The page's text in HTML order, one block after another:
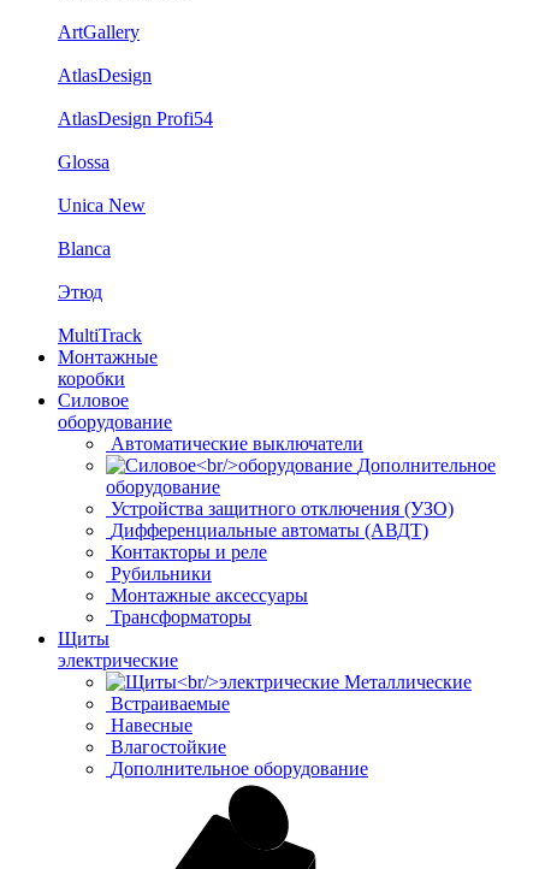
ArtGallery
AtlasDesign
AtlasDesign Profi54
Glossa
Unica New
Blanca
Этюд
MultiTrack
Монтажные
коробки
Силовое
оборудование
Автоматические выключатели
Дополнительное
оборудование
Устройства защитного отключения (УЗО)
Дифференциальные автоматы (АВДТ)
Контакторы и реле
Рубильники
Монтажные аксессуары
Трансформаторы
Щиты
электрические
Металлические
Встраиваемые
Навесные
Влагостойкие
Дополнительное оборудование